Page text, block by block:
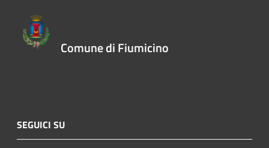
Comune di Fiumicino
SEGUICI SU